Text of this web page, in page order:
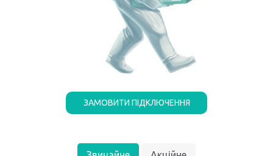
ЗАМОВИТИ ПІДКЛЮЧЕННЯ